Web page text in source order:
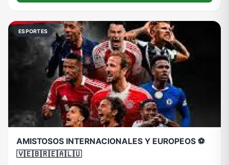
ESPORTES
AMISTOSOS INTERNACIONALES Y EUROPEOS ⚽️
🇻🇪🇧🇷🇪🇦🇱🇺